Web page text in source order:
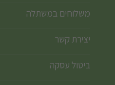
משלוחים במשתלה
יצירת קשר
ביטול עסקה